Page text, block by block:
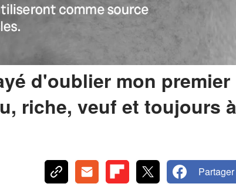
d'oublier mon premier
riche, veuf et toujours à
Partager